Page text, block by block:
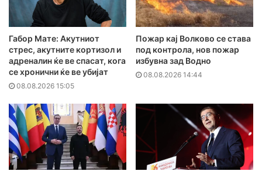
Габор Мате: Акутниот
стрес, акутните кортизол и
адреналин ќе ве спасат, кога
се хронични ќе ве убијат
08.08.2026 15:05
Пожар кај Волково се става
под контрола, нов пожар
избувна зад Водно
08.08.2026 14:44